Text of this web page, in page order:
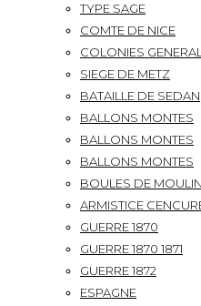
TYPE SAGE
COMTE DE NICE
COLONIES
SIEGE DE METZ
BATAILLE DE SEDAN
BALLONS MONTES
BALLONS MONTES
BALLONS MONTES
BOULES DE MOULIN
ARMISTICE
GUERRE 1870
GUERRE 1870 1871
GUERRE 1872
ESPAGNE